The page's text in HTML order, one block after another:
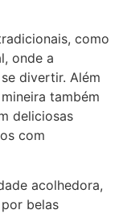
como
onde a
divertir. Além
também
deliciosas
com
acolhedora,
belas
normal